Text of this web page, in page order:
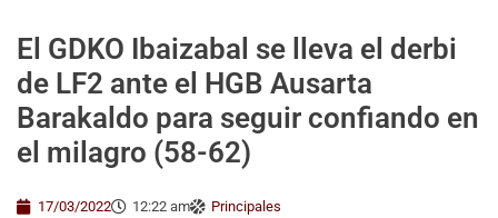
El GDKO Ibaizabal se lleva el derbi
de LF2 ante el HGB Ausarta
Barakaldo para seguir confiando en
el milagro (58-62)
17/03/2022 12:22 am Principales